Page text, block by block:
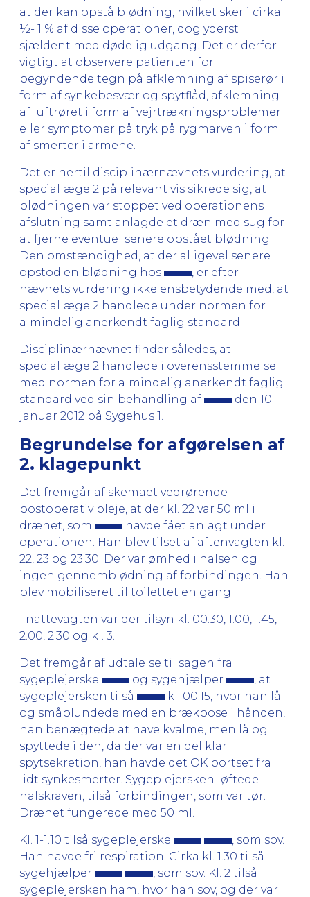
at der kan opstå blødning, hvilket sker i cirka
½- 1 % af disse operationer, dog yderst
sjældent med dødelig udgang. Det er derfor
vigtigt at observere patienten for
begyndende tegn på afklemning af spiserør i
form af synkebesvær og spytflåd, afklemning
af luftrøret i form af vejrtrækningsproblemer
eller symptomer på tryk på rygmarven i form
af smerter i armene.
Det er hertil disciplinærnævnets vurdering, at
speciallæge 2 på relevant vis sikrede sig, at
blødningen var stoppet ved operationens
afslutning samt anlagde et dræn med sug for
at fjerne eventuel senere opstået blødning.
Den omstændighed, at der alligevel senere
opstod en blødning hos
, er efter
nævnets vurdering ikke ensbetydende med, at
speciallæge 2 handlede under normen for
almindelig anerkendt faglig standard.
Disciplinærnævnet finder således, at
speciallæge 2 handlede i overensstemmelse
med normen for almindelig anerkendt faglig
standard ved sin behandling af
den 10.
januar 2012 på Sygehus 1.
Begrundelse for afgørelsen af
2. klagepunkt
Det fremgår af skemaet vedrørende
postoperativ pleje, at der kl. 22 var 50 ml i
drænet, som
havde fået anlagt under
operationen. Han blev tilset af aftenvagten kl.
22, 23 og 23.30. Der var ømhed i halsen og
ingen gennemblødning af forbindingen. Han
blev mobiliseret til toilettet en gang.
I nattevagten var der tilsyn kl. 00.30, 1.00, 1.45,
2.00, 2.30 og kl. 3.
Det fremgår af udtalelse til sagen fra
sygeplejerske
og sygehjælper
, at
sygeplejersken tilså
kl. 00.15, hvor han lå
og småblundede med en brækpose i hånden,
han benægtede at have kvalme, men lå og
spyttede i den, da der var en del klar
spytsekretion, han havde det OK bortset fra
lidt synkesmerter. Sygeplejersken løftede
halskraven, tilså forbindingen, som var tør.
Drænet fungerede med 50 ml.
Kl. 1-1.10 tilså sygeplejerske
, som sov.
Han havde fri respiration. Cirka kl. 1.30 tilså
sygehjælper
, som sov. Kl. 2 tilså
sygeplejersken ham, hvor han sov, og der var